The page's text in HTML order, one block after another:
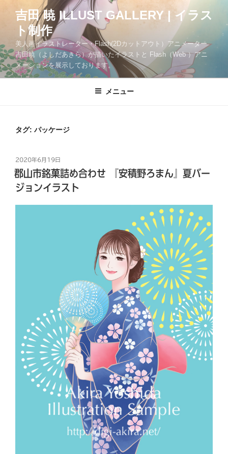
ツ
へ
ス
吉田 暁 ILLUST GALLERY | イラス
ト制作
美人画イラストレーター・Flash(2Dカットアウト）アニメーター
吉田暁（よしだあきら）が描いたイラストと Flash（Web ）アニ
メーションを展示しております。
メニュー
タグ: パッケージ
投
稿
日:
2020年6月19日
郡山市銘菓詰め合わせ 『安積野ろまん』夏バー
ジョンイラスト